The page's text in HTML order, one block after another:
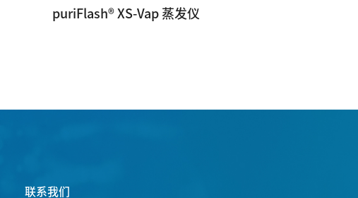
puriFlash® XS-Vap 蒸发仪
联系我们